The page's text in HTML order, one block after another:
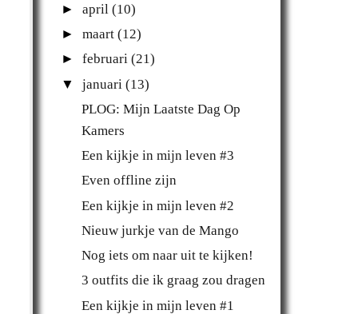
►april (10)
►maart (12)
►februari (21)
▼
januari (13)
PLOG: Mijn Laatste Dag Op
Kamers
Een kijkje in mijn leven #3
Even offline zijn
Een kijkje in mijn leven #2
Nieuw jurkje van de Mango
Nog iets om naar uit te kijken!
3 outfits die ik graag zou dragen
Een kijkje in mijn leven #1